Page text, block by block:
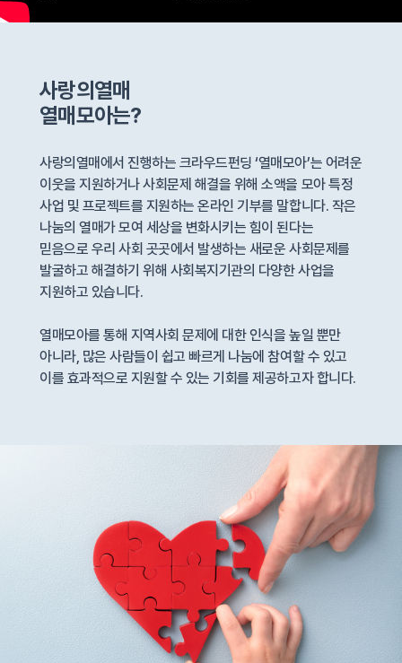
사랑의열매
열매모아는?
사랑의열매에서 진행하는 크라우드펀딩 ‘열매모아’는 어려운
이웃을 지원하거나 사회문제 해결을 위해 소액을 모아 특정
사업 및 프로젝트를 지원하는 온라인 기부를 말합니다. 작은
나눔의 열매가 모여 세상을 변화시키는 힘이 된다는
믿음으로 우리 사회 곳곳에서 발생하는 새로운 사회문제를
발굴하고 해결하기 위해 사회복지기관의 다양한 사업을
지원하고 있습니다.
열매모아를 통해 지역사회 문제에 대한 인식을 높일 뿐만
아니라, 많은 사람들이 쉽고 빠르게 나눔에 참여할 수 있고
이를 효과적으로 지원할 수 있는 기회를 제공하고자 합니다.